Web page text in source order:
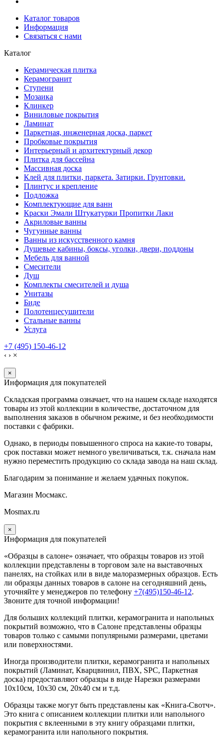
Каталог товаров
Информация
Связаться с нами
Каталог
Керамическая плитка
Керамогранит
Ступени
Мозаика
Клинкер
Виниловые покрытия
Ламинат
Паркетная, инженерная доска, паркет
Пробковые покрытия
Интерьерный и архитектурный декор
Плитка для бассейна
Массивная доска
Клей для плитки, паркета. Затирки. Грунтовки.
Плинтус и крепление
Подложка
Комплектующие для ванн
Краски Эмали Штукатурки Пропитки Лаки
Акриловые ванны
Чугунные ванны
Ванны из искусственного камня
Душевые кабины, боксы, уголки, двери, поддоны
Мебель для ванной
Смесители
Душ
Комплекты смесителей и душа
Унитазы
Биде
Полотенцесушители
Стальные ванны
Услуга
+7 (495) 150-46-12
‹ › ×
×
Информация для покупателей
Складская программа означает, что на нашем складе находятся
товары из этой коллекции в количестве, достаточном для
выполнения заказов в обычном режиме, и без необходимости
поставки с фабрики.
Однако, в периоды повышенного спроса на какие-то товары,
срок поставки может немного увеличиваться, т.к. сначала нам
нужно переместить продукцию со склада завода на наш склад.
Благодарим за понимание и желаем удачных покупок.
Магазин Мосмакс.
Mosmax.ru
×
Информация для покупателей
«Образцы в салоне» означает, что образцы товаров из этой
коллекции представлены в торговом зале на выставочных
панелях, на стойках или в виде малоразмерных образцов. Есть
ли образцы данных товаров в салоне на сегодняшний день,
уточняйте у менеджеров по телефону +7(495)150-46-12.
Звоните для точной информации!
Для больших коллекций плитки, керамогранита и напольных
покрытий возможно, что в Салоне представлены образцы
товаров только с самыми популярными размерами, цветами
или поверхностями.
Иногда производители плитки, керамогранита и напольных
покрытий (Ламинат, Кварцвинил, ПВХ, SPC, Паркетная
доска) предоставляют образцы в виде Нарезки размерами
10х10см, 10х30 см, 20х40 см и т.д.
Образцы также могут быть представлены как «Книга-Свотч».
Это книга с описанием коллекции плитки или напольного
покрытия с вклеенными в эту книгу образцами плитки,
керамогранита или напольного покрытия.